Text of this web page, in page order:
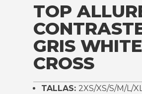
TOP
GRIS WHITE
CROSS
TALLAS: 2XS/XS/S/M/L/